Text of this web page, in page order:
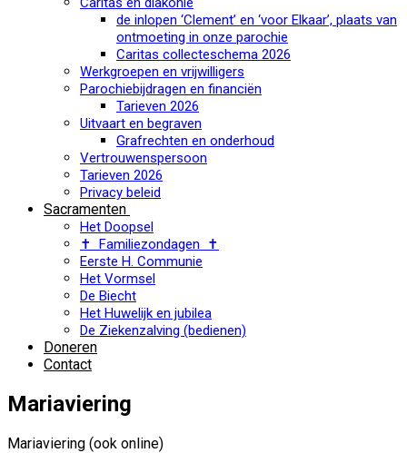
de inlopen ‘Clement’ en ‘voor Elkaar’, plaats van
ontmoeting in onze parochie
Caritas collecteschema 2026
Werkgroepen en vrijwilligers
Parochiebijdragen en financiën
Tarieven 2026
Uitvaart en begraven
Grafrechten en onderhoud
Vertrouwenspersoon
Tarieven 2026
Privacy beleid
Sacramenten
Het Doopsel
✝ Familiezondagen ✝
Eerste H. Communie
Het Vormsel
De Biecht
Het Huwelijk en jubilea
De Ziekenzalving (bedienen)
Doneren
Contact
Mariaviering
Mariaviering (ook online)